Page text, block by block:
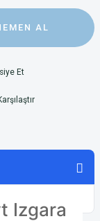
AL
Et
Izgara